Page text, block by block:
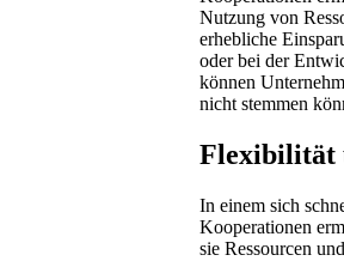
Nutzung von
erhebliche
oder bei der
können
nicht stemmen
Flexibilität
In einem sich
Kooperationen
sie Ressourcen